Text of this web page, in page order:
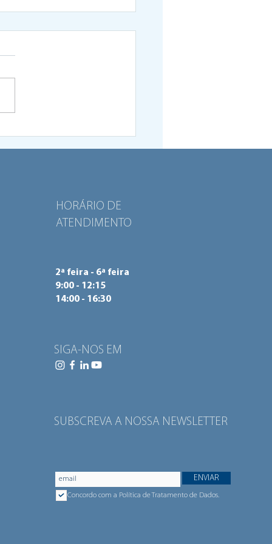
HORÁRIO DE
ATENDIMENTO
2ª feira - 6ª feira
9:00 - 12:15
14:00 - 16:30
SIGA-NOS EM
SUBSCREVA A NOSSA NEWSLETTER
ENVIAR
Concordo com a Política de Tratamento de Dados.